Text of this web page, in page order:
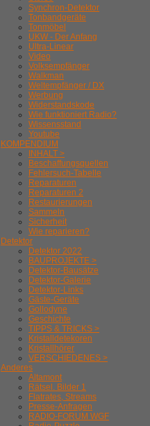
Synchron-Detektor
Tonbandgeräte
Tonmöbel
UKW - Der Anfang
Ultra-Linear
Video
Volksempfänger
Walkman
Weltempfänger / DX
Werbung
Widerstandskode
Wie funktioniert Radio?
Wissensstand
Youtube
KOMPENDIUM
INHALT >
Beschaffungsquellen
Fehlersuch-Tabelle
Reparaturen
Reparaturen 2
Restaurierungen
Sammeln
Sicherheit
Wie reparieren?
Detektor
Detektor 2022
BAUPROJEKTE >
Detektor-Bausätze
Detektor-Galerie
Detektor-Links
Gäste-Geräte
Gollodyne
Geschichte
TIPPS & TRICKS >
Kristalldetekoren
Kristallhörer
VERSCHIEDENES >
Anderes
Altamont
Rätsel. Bilder 1
Flatrates, Streams
Presse-Anfragen
RADIO-FORUM WGF